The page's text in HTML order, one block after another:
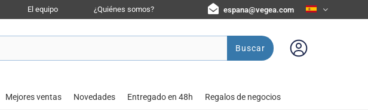
El equipo ¿Quiénes somos? espana@vegea.com
Buscar
Mejores ventas Novedades Entregado en 48h Regalos de negocios